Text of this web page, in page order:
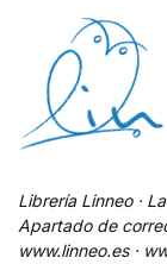
Librería Linneo ·
Apartado de
www.linneo.es ·